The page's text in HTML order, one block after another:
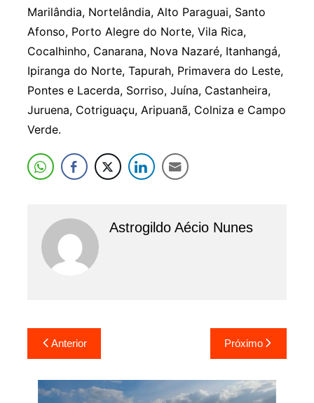
Marilândia, Nortelândia, Alto Paraguai, Santo
Afonso, Porto Alegre do Norte, Vila Rica,
Cocalhinho, Canarana, Nova Nazaré, Itanhangá,
Ipiranga do Norte, Tapurah, Primavera do Leste,
Pontes e Lacerda, Sorriso, Juína, Castanheira,
Juruena, Cotriguaçu, Aripuanã, Colniza e Campo
Verde.
Astrogildo Aécio Nunes
Navegação
de
Post
Anterior Próximo